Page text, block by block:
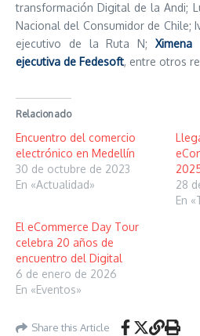
transformación Digital de la Andi;
Nacional del Consumidor de Chile;
ejecutivo de la Ruta N; Ximena
ejecutiva de Fedesoft, entre otros
Relacionado
Encuentro del comercio
electrónico en Medellín
30 de octubre de 2023
En «Actualidad»
28
En
El eCommerce Day Tour
celebra 20 años de
encuentro del Digital
6 de enero de 2026
En «Eventos»
Share this Article